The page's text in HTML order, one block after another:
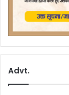
Advt.